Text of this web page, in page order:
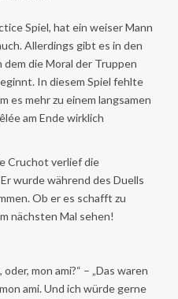
Spiel, hat ein weiser Mann
Allerdings gibt es in den
die Moral der Truppen
In diesem Spiel fehlte
es mehr zu einem langsamen
am Ende wirklich
Cruchot verlief die
wurde während des Duells
Ob er es schafft zu
nächsten Mal sehen!
mon ami?“ – „Das waren
ami. Und ich würde gerne